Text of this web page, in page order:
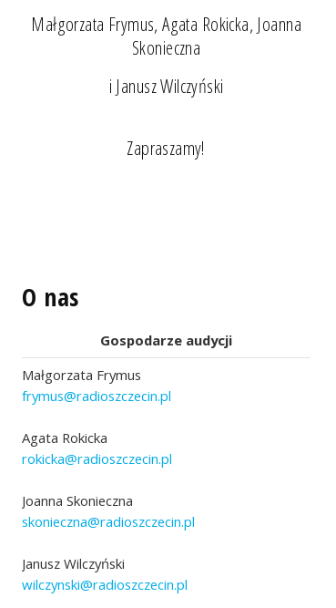
Małgorzata Frymus, Agata Rokicka, Joanna
Skonieczna
i Janusz Wilczyński
Zapraszamy!
O nas
Gospodarze audycji
Małgorzata Frymus
frymus@radioszczecin.pl
Agata Rokicka
rokicka@radioszczecin.pl
Joanna Skonieczna
skonieczna@radioszczecin.pl
Janusz Wilczyński
wilczynski@radioszczecin.pl